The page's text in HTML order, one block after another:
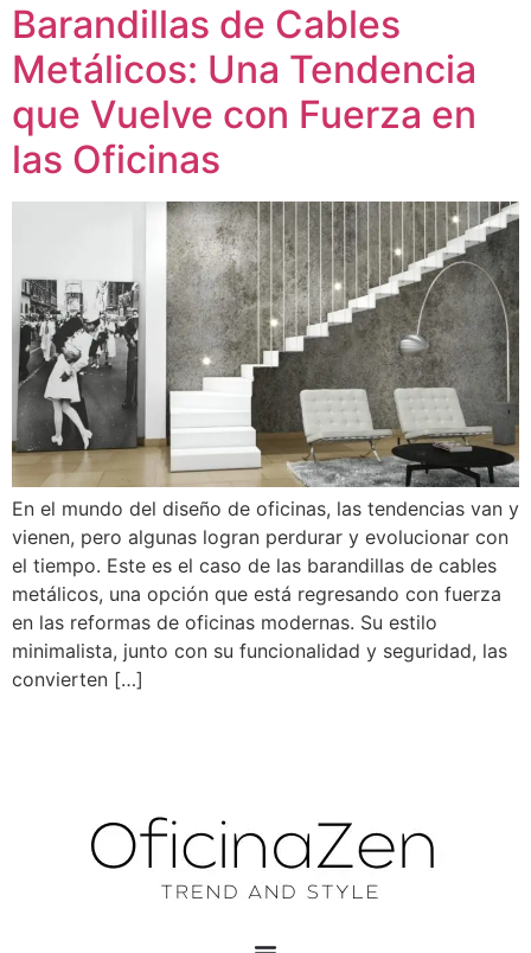
Barandillas de Cables
Metálicos: Una Tendencia
que Vuelve con Fuerza en
las Oficinas
En el mundo del diseño de oficinas, las tendencias van y
vienen, pero algunas logran perdurar y evolucionar con
el tiempo. Este es el caso de las barandillas de cables
metálicos, una opción que está regresando con fuerza
en las reformas de oficinas modernas. Su estilo
minimalista, junto con su funcionalidad y seguridad, las
convierten […]